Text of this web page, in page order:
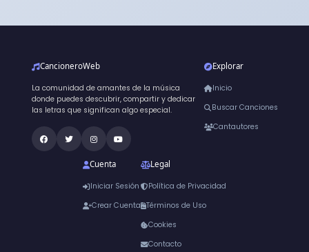
CancioneroWeb
La comunidad de amantes de la música
donde puedes descubrir, compartir y dedicar
las letras que significan algo especial.
Explorar
Inicio
Buscar Canciones
Cantautores
Cuenta
Iniciar Sesión
Crear Cuenta
Legal
Política de Privacidad
Términos de Uso
Cookies
Contacto